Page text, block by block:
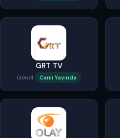
GRT TV
Genel Canlı Yayında